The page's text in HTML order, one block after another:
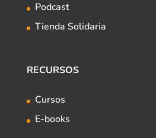
Podcast
Tienda Solidaria
RECURSOS
Cursos
E-books